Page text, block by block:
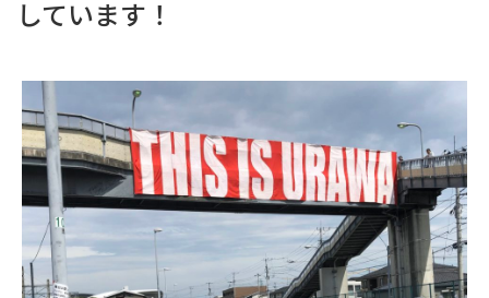
しています！